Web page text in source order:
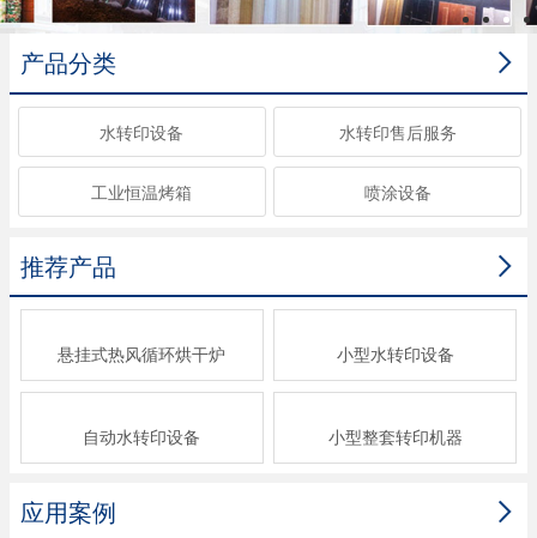

产品分类
水转印设备 水转印售后服务
工业恒温烤箱 喷涂设备

推荐产品
悬挂式热风循环烘干炉 小型水转印设备
自动水转印设备 小型整套转印机器

应用案例